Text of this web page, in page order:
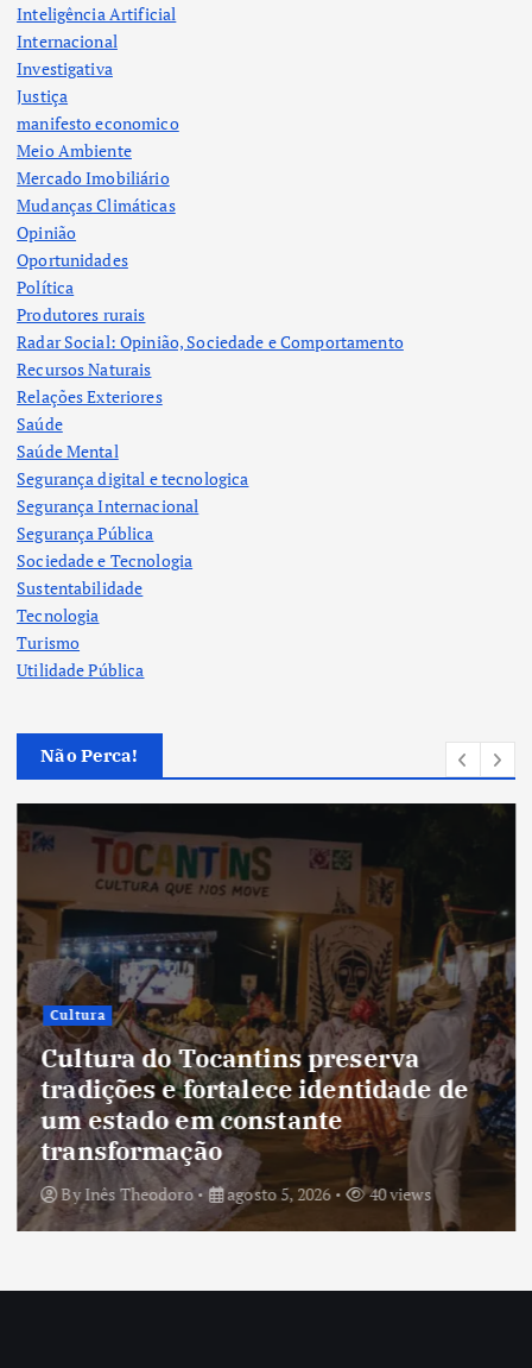
Inteligência Artificial
Internacional
Investigativa
Justiça
manifesto economico
Meio Ambiente
Mercado Imobiliário
Mudanças Climáticas
Opinião
Oportunidades
Política
Produtores rurais
Radar Social: Opinião, Sociedade e Comportamento
Recursos Naturais
Relações Exteriores
Saúde
Saúde Mental
Segurança digital e tecnologica
Segurança Internacional
Segurança Pública
Sociedade e Tecnologia
Sustentabilidade
Tecnologia
Turismo
Utilidade Pública
Não Perca!
Cultura
Cultura do Tocantins preserva
tradições e fortalece identidade de
um estado em constante
transformação
ByInês Theodoro agosto 5, 2026 40 views